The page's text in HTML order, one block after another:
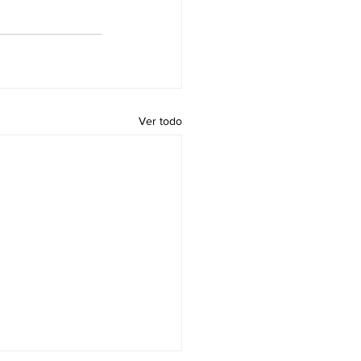
Ver todo